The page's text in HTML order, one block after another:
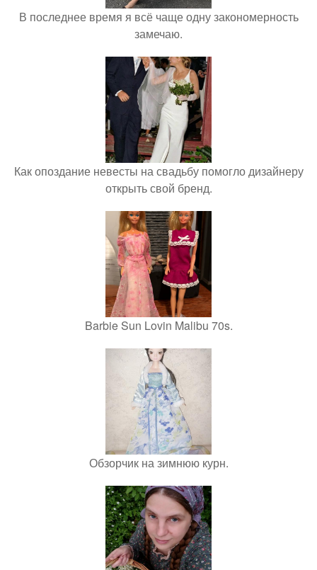
В последнее время я всё чаще одну закономерность
замечаю.
Как опоздание невесты на свадьбу помогло дизайнеру
открыть свой бренд.
Barbie Sun Lovin Malibu 70s.
Обзорчик на зимнюю курн.